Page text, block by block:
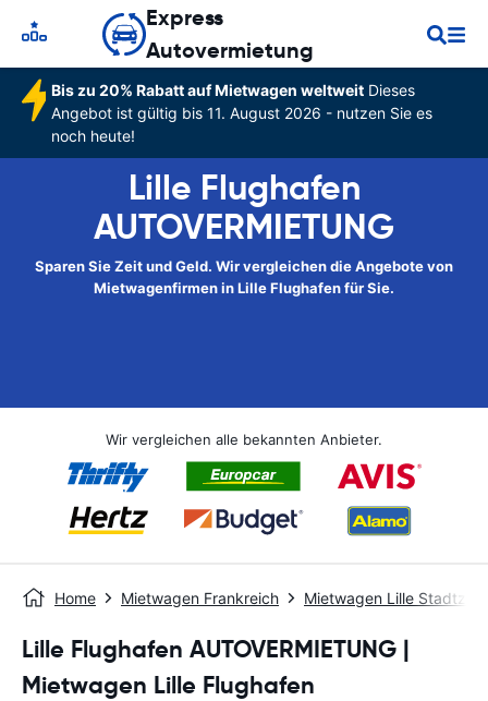
Express
Autovermietung
Bis zu 20% Rabatt auf Mietwagen weltweitDieses
Angebot ist gültig bis 11. August 2026 - nutzen Sie es
noch heute!
Lille Flughafen
AUTOVERMIETUNG
Sparen Sie Zeit und Geld. Wir vergleichen die Angebote von
Mietwagenfirmen in Lille Flughafen für Sie.
Wir vergleichen alle bekannten Anbieter.
Home Mietwagen Frankreich Mietwagen Lille
Lille Flughafen AUTOVERMIETUNG |
Mietwagen Lille Flughafen